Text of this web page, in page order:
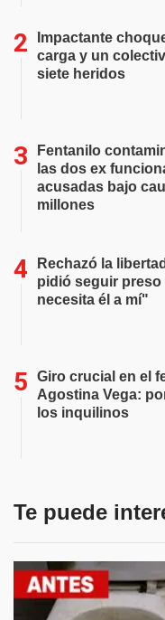
Impactante
carga y un
siete heridos
Fentanilo
las dos ex
acusadas bajo
millones
Rechazó la
pidió seguir
necesita él a mí"
Giro crucial en el
Agostina Vega:
los inquilinos
Te puede